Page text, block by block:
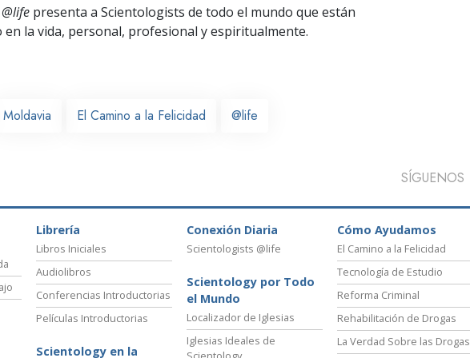
presenta a Scientologists de todo el mundo que están
en la vida, personal, profesional y espiritualmente.
Moldavia El Camino a la Felicidad @life
SÍGUENOS
Librería
Libros Iniciales
Audiolibros
Conferencias Introductorias
Películas Introductorias
Scientology en la
Conexión Diaria
Scientologists @life
Scientology por Todo
el Mundo
Localizador de Iglesias
Iglesias Ideales de
Cómo Ayudamos
El Camino a la Felicidad
Tecnología de Estudio
Reforma Criminal
Rehabilitación de Drogas
La Verdad Sobre las Drogas